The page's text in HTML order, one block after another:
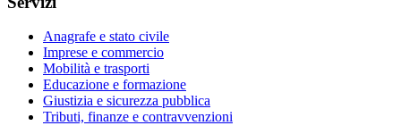
Anagrafe e stato civile
Imprese e commercio
Mobilità e trasporti
Educazione e formazione
Giustizia e sicurezza pubblica
Tributi, finanze e contravvenzioni